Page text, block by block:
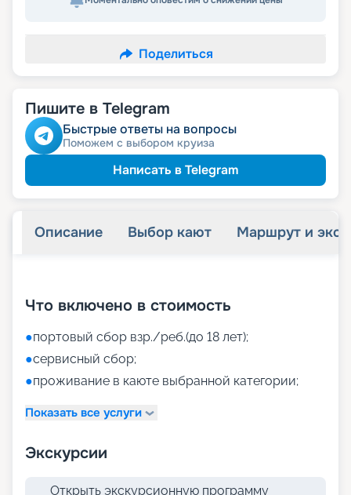
Поделиться
Пишите в Telegram
Быстрые ответы на вопросы
Поможем с выбором круиза
Написать в Telegram
Описание Выбор кают Маршрут и
Что включено в стоимость
●портовый сбор взр./реб.(до 18 лет);
●сервисный сбор;
●проживание в каюте выбранной категории;
Показать все услуги
Экскурсии
Открыть экскурсионную программу